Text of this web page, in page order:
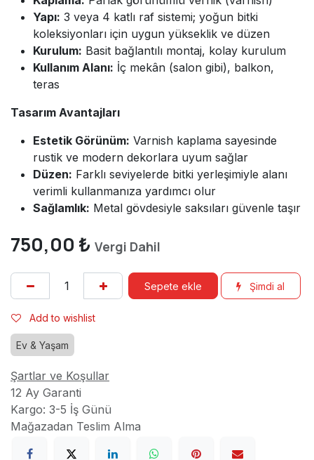
Yapı: 3 veya 4 katlı raf sistemi; yoğun bitki
koleksiyonları için uygun yükseklik ve düzen
Kurulum: Basit bağlantılı montaj, kolay kurulum
Kullanım Alanı: İç mekân (salon gibi), balkon,
teras
Tasarım Avantajları
Estetik Görünüm: Varnish kaplama sayesinde
rustik ve modern dekorlara uyum sağlar
Düzen: Farklı seviyelerde bitki yerleşimiyle alanı
verimli kullanmanıza yardımcı olur
Sağlamlık: Metal gövdesiyle saksıları güvenle taşır
750,00 ₺ Vergi Dahil
Sepete ekle Şimdi al
Add to wishlist
Ev & Yaşam
Şartlar ve Koşullar
12 Ay Garanti
Kargo: 3-5 İş Günü
Mağazadan Teslim Alma